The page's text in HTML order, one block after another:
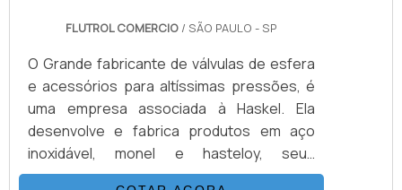
FLUTROL COMERCIO / SÃO PAULO - SP
O Grande fabricante de válvulas de esfera
e acessórios para altíssimas pressões, é
uma empresa associada à Haskel. Ela
desenvolve e fabrica produtos em aço
inoxidável, monel e hasteloy, seus
principais ítens são Válvulas Esfera, Agulha,